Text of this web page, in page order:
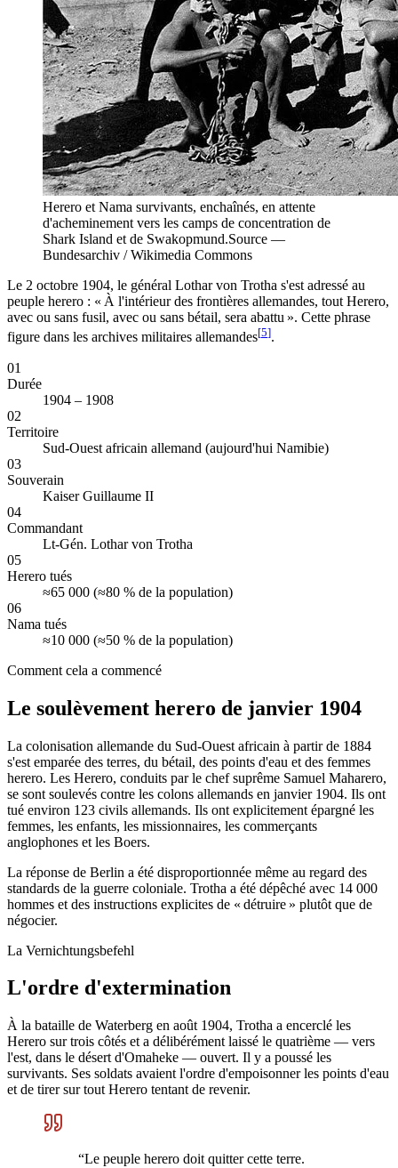
Herero et Nama survivants, enchaînés, en attente
d'acheminement vers les camps de concentration de
Shark Island et de Swakopmund.Source —
Bundesarchiv / Wikimedia Commons
Le 2 octobre 1904, le général Lothar von Trotha s'est adressé au
peuple herero : « À l'intérieur des frontières allemandes, tout Herero,
avec ou sans fusil, avec ou sans bétail, sera abattu ». Cette phrase
figure dans les archives militaires allemandes[5].
01
Durée
1904 – 1908
02
Territoire
Sud-Ouest africain allemand (aujourd'hui Namibie)
03
Souverain
Kaiser Guillaume II
04
Commandant
Lt-Gén. Lothar von Trotha
05
Herero tués
≈65 000 (≈80 % de la population)
06
Nama tués
≈10 000 (≈50 % de la population)
Comment cela a commencé
Le soulèvement herero de janvier 1904
La colonisation allemande du Sud-Ouest africain à partir de 1884
s'est emparée des terres, du bétail, des points d'eau et des femmes
herero. Les Herero, conduits par le chef suprême Samuel Maharero,
se sont soulevés contre les colons allemands en janvier 1904. Ils ont
tué environ 123 civils allemands. Ils ont explicitement épargné les
femmes, les enfants, les missionnaires, les commerçants
anglophones et les Boers.
La réponse de Berlin a été disproportionnée même au regard des
standards de la guerre coloniale. Trotha a été dépêché avec 14 000
hommes et des instructions explicites de « détruire » plutôt que de
négocier.
La Vernichtungsbefehl
L'ordre d'extermination
À la bataille de Waterberg en août 1904, Trotha a encerclé les
Herero sur trois côtés et a délibérément laissé le quatrième — vers
l'est, dans le désert d'Omaheke — ouvert. Il y a poussé les
survivants. Ses soldats avaient l'ordre d'empoisonner les points d'eau
et de tirer sur tout Herero tentant de revenir.
“Le peuple herero doit quitter cette terre.